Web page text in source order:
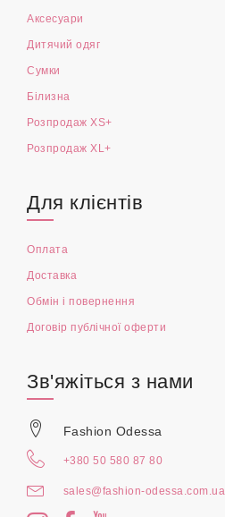
Аксесуари
Дитячий одяг
Сумки
Білизна
Розпродаж XS+
Розпродаж XL+
Для клієнтів
Оплата
Доставка
Обмін і повернення
Договір публічної оферти
Зв'яжіться з нами
Fashion Odessa
+380 50 580 87 80
sales@fashion-odessa.com.ua